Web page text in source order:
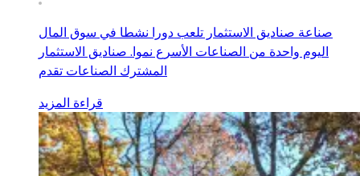
صناعة صناديق الاستثمار تلعب دورا نشطا في سوق المال
اليوم واحدة من الصناعات الأسرع نموا. صناديق الاستثمار
المشترك الصناعات تقدم
قراءة المزيد